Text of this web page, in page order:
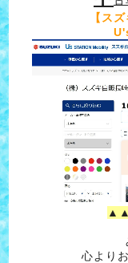
【ス
心より